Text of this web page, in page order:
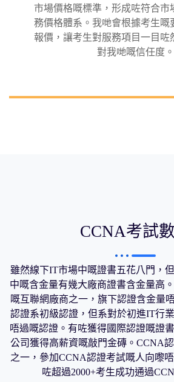
市場價格嘅標準，形成咗符合市
務價格體系。我哋會根據考生嘅
報價，讓考生對服務項目一目咗
對我哋嘅信任度。
CCNA考試
雖然線下IT市場中嘅證書五花八門，
中嘅含金量有幾大廠商證書含金量高
嘅互聯網廠商之一，旗下認證含金量
認證系初級認證，但系對於初進IT行
唔過嘅認證。有咗獲得國際認證嘅證
公司獲得高薪資嘅敲門金磚。CCNA
之一，參加CCNA認證考試嘅人向嚟
咗超過2000+考生成功通過